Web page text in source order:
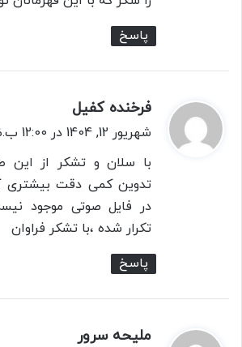
پاسخ
فرخنده کفیل
ف
ت
:
شهریور 12, 1404 در 12:00 ب.ظ
با سلان و تشکر از این
تدوین کمی دقت بیشتری
در فایل صوتی موجود
تکرار شده ،با تشکر فراوان
پاسخ
ملیحه سرور